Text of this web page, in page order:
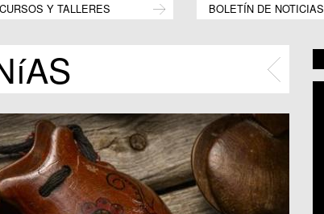
Y TALLERES BOLETÍN DE NOTICIAS